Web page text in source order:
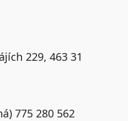
229, 463 31
775 280 562